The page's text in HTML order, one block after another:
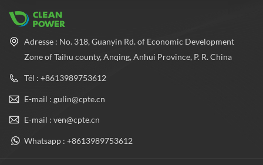
Adresse : No. 318, Guanyin Rd. of Economic Development
Zone of Taihu county, Anqing, Anhui Province, P. R. China
Tél : +8613989753612
E-mail : gulin@cpte.cn
E-mail : ven@cpte.cn
Whatsapp : +8613989753612